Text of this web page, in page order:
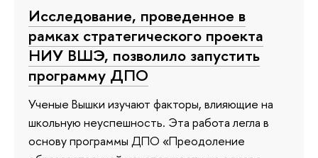
Исследование, проведенное в
рамках стратегического проекта
НИУ ВШЭ, позволило запустить
программу ДПО
Ученые Вышки изучают факторы, влияющие на
школьную неуспешность. Эта работа легла в
основу программы ДПО «Преодоление